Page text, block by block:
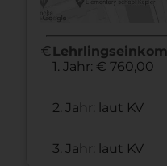
euro
1. Jahr: € 760,00
2. Jahr: laut KV
3. Jahr: laut KV